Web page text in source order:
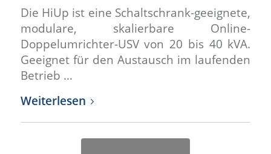
Die HiUp ist eine Schaltschrank-geeignete,
modulare, skalierbare Online-
Doppelumrichter-USV von 20 bis 40 kVA.
Geeignet für den Austausch im laufenden
Betrieb …
Weiterlesen